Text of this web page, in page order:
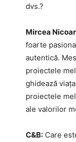
dvs.?
Mircea
foarte
autentică.
proiectele
ghidează
proiectele
ale valorilor
C&B: Care